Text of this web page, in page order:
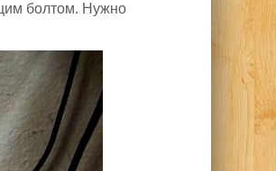
болтом. Нужно